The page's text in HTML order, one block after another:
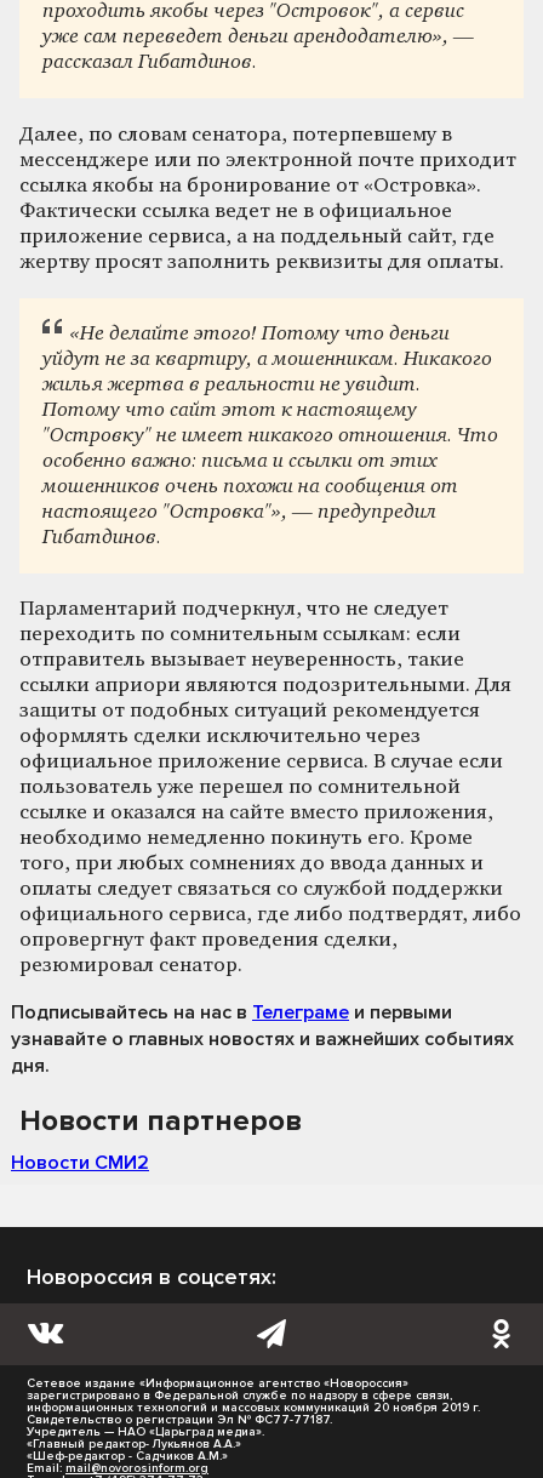
проходить якобы через "Островок", а сервис
уже сам переведет деньги арендодателю», —
рассказал Гибатдинов.
Далее, по словам сенатора, потерпевшему в
мессенджере или по электронной почте приходит
ссылка якобы на бронирование от «Островка».
Фактически ссылка ведет не в официальное
приложение сервиса, а на поддельный сайт, где
жертву просят заполнить реквизиты для оплаты.
«Не делайте этого! Потому что деньги
уйдут не за квартиру, а мошенникам. Никакого
жилья жертва в реальности не увидит.
Потому что сайт этот к настоящему
"Островку" не имеет никакого отношения. Что
особенно важно: письма и ссылки от этих
мошенников очень похожи на сообщения от
настоящего "Островка"», — предупредил
Гибатдинов.
Парламентарий подчеркнул, что не следует
переходить по сомнительным ссылкам: если
отправитель вызывает неуверенность, такие
ссылки априори являются подозрительными. Для
защиты от подобных ситуаций рекомендуется
оформлять сделки исключительно через
официальное приложение сервиса. В случае если
пользователь уже перешел по сомнительной
ссылке и оказался на сайте вместо приложения,
необходимо немедленно покинуть его. Кроме
того, при любых сомнениях до ввода данных и
оплаты следует связаться со службой поддержки
официального сервиса, где либо подтвердят, либо
опровергнут факт проведения сделки,
резюмировал сенатор.
Подписывайтесь на нас в Телеграме и первыми
узнавайте о главных новостях и важнейших событиях
дня.
Новости партнеров
Новости СМИ2
Новороссия в соцсетях:
Сетевое издание «Информационное агентство «Новороссия»
зарегистрировано в Федеральной службе по надзору в сфере связи,
информационных технологий и массовых коммуникаций 20 ноября 2019 г.
Свидетельство о регистрации Эл № ФС77-77187.
Учредитель — НАО «Царьград медиа».
«Главный редактор- Лукьянов А.А.»
«Шеф-редактор - Садчиков А.М.»
Email: mail@novorosinform.org